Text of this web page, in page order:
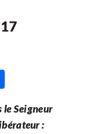
Seigneur
: